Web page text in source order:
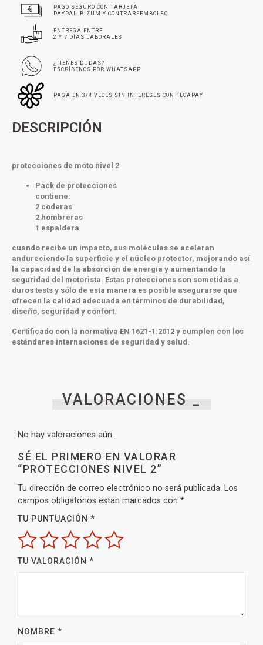
PAGO SEGURO CON TARJETA
PAYPAL, BIZUM Y CONTRAREEMBOLSO
ENTREGA ENTRE
2 Y 7 DÍAS LABORALES
¿TIENES DUDAS?
ESCRÍBENOS POR WHATSAPP
PAGA EN 3/4 VECES SIN INTERESES CON FLOAPAY
DESCRIPCIÓN
protecciones de moto nivel 2
Pack de protecciones
contiene:
2 coderas
2 hombreras
1 espaldera
cuando recibe un impacto, sus moléculas se aceleran
andureciendo la superficie y el núcleo protector, mejorando así
la capacidad de la absorción de energía y aumentando la
seguridad del motorista. Estas protecciones son sometidas a
duros tests y sólo de esta manera es posible asegurarse que
ofrecen la calidad adecuada en términos de durabilidad,
diseño, seguridad y confort.
Certificado con la normativa EN 1621-1:2012 y cumplen con los
estándares internaciones de seguridad y salud.
VALORACIONES _
No hay valoraciones aún.
SÉ EL PRIMERO EN VALORAR
“PROTECCIONES NIVEL 2”
Tu dirección de correo electrónico no será publicada. Los
campos obligatorios están marcados con *
TU PUNTUACIÓN *
TU VALORACIÓN *
NOMBRE *